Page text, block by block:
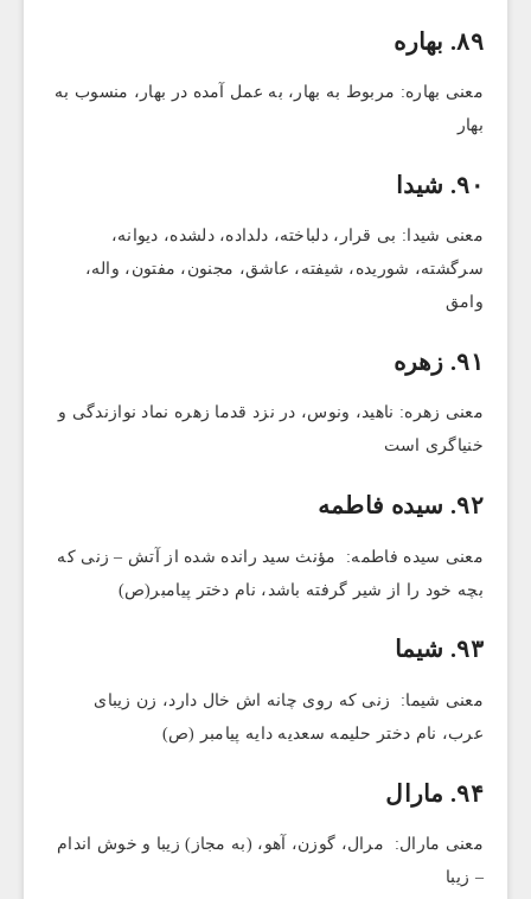
۸۹. بهاره
معنی بهاره: مربوط به بهار، به عمل آمده در بهار، منسوب به
بهار
۹۰. شیدا
معنی شیدا: بی قرار، دلباخته، دلداده، دلشده، دیوانه،
سرگشته، شوریده، شیفته، عاشق، مجنون، مفتون، واله،
وامق
۹۱. زهره
معنی زهره: ناهید، ونوس، در نزد قدما زهره نماد نوازندگی و
خنیاگری است
۹۲. سیده فاطمه
معنی سیده فاطمه: مؤنث سید رانده شده از آتش – زنی که
بچه خود را از شیر گرفته باشد، نام دختر پیامبر(ص)
۹۳. شیما
معنی شیما: زنی که روی چانه اش خال دارد، زن زیبای
عرب، نام دختر حلیمه سعدیه دایه پیامبر (ص)
۹۴. مارال
معنی مارال: مرال، گوزن، آهو، (به مجاز) زیبا و خوش اندام
– زیبا